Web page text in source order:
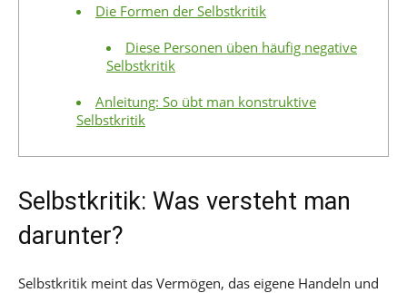
Die Formen der Selbstkritik
Diese Personen üben häufig negative
Selbstkritik
Anleitung: So übt man konstruktive
Selbstkritik
Selbstkritik: Was versteht man
darunter?
Selbstkritik meint das Vermögen, das eigene Handeln und